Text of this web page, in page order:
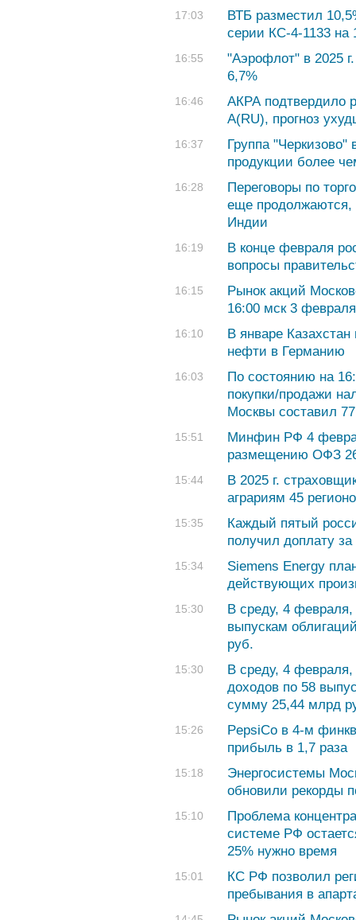
17:03
ВТБ разместил
серии КС-4-1133 на
16:55
"Аэрофлот" в 2025
6,7%
16:46
АКРА подтвердило
A(RU), прогноз
16:37
Группа "Черкизово"
продукции более
16:28
Переговоры по
еще продолжаются,
Индии
16:19
В конце февраля
вопросы
16:15
Рынок акций
16:00 мск 3
16:10
В январе
нефти в Германию
16:03
По состоянию на
покупки/продажи
Москвы составил
15:51
Минфин РФ 4
размещению ОФЗ
15:44
В 2025 г.
аграриям 45
15:35
Каждый пятый
получил доплату за
15:34
Siemens Energy
действующих
15:30
В среду, 4
выпускам
руб.
15:30
В среду, 4
доходов по 58
сумму 25,44 млрд
15:26
PepsiCo в 4-м
прибыль в 1,7 раза
15:18
Энергосистемы
обновили рекорды
15:10
Проблема
системе РФ
25% нужно время
15:01
КС РФ позволил
пребывания в